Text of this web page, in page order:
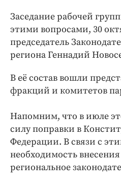
Заседание рабочей
этими вопросами, 30
председатель
региона Геннадий
В её состав вошли
фракций и комитетов
Напомним, что в июле
силу поправки в
Федерации. В связи с
необходимость
региональное